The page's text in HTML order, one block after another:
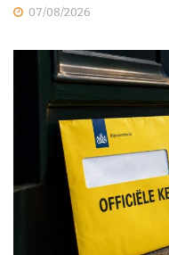
07/08/2026